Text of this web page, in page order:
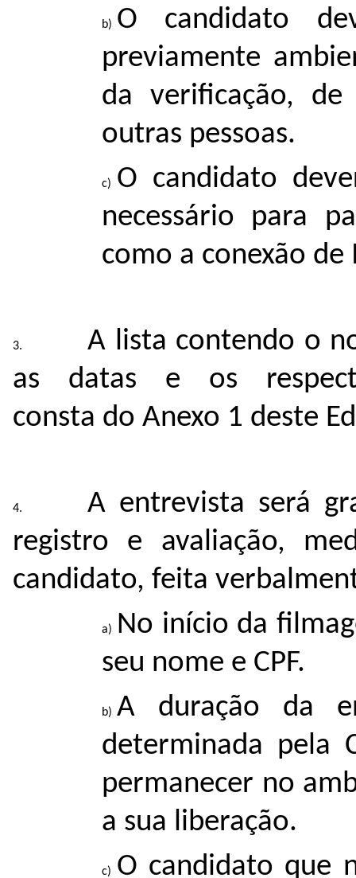
O candidato
previamente
da verificação,
outras pessoas.
O candidato
necessário para
como a conexão
A lista contendo o
as datas e os
consta do Anexo 1 deste
A entrevista será
registro e avaliação,
candidato, feita
No início da
seu nome e CPF.
A duração da
determinada pela
permanecer no
a sua liberação.
O candidato que